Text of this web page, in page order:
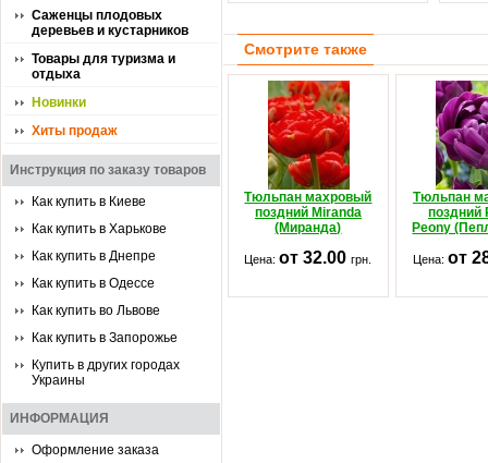
Саженцы плодовых
деревьев и кустарников
Товары для туризма и
отдыха
Новинки
Хиты продаж
Инструкция по заказу товаров
Как купить в Киеве
Как купить в Харькове
Как купить в Днепре
Как купить в Одессе
Как купить во Львове
Как купить в Запорожье
Купить в других городах
Украины
ИНФОРМАЦИЯ
Оформление заказа
Смотрите также
Тюльпан махровый
поздний Miranda
(Миранда)
Тюльпан
поздний
Peony
Цена:от 32.00грн. Цена: от